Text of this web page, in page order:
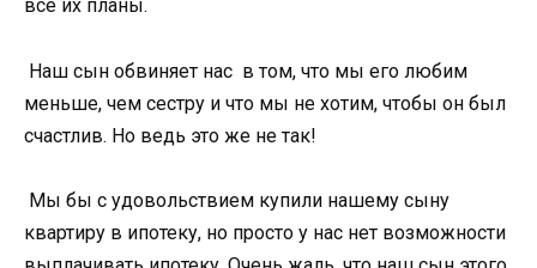
все их планы.
Наш сын обвиняет нас в том, что мы его любим
меньше, чем сестру и что мы не хотим, чтобы он был
счастлив. Но ведь это же не так!
Мы бы с удовольствием купили нашему сыну
квартиру в ипотеку, но просто у нас нет возможности